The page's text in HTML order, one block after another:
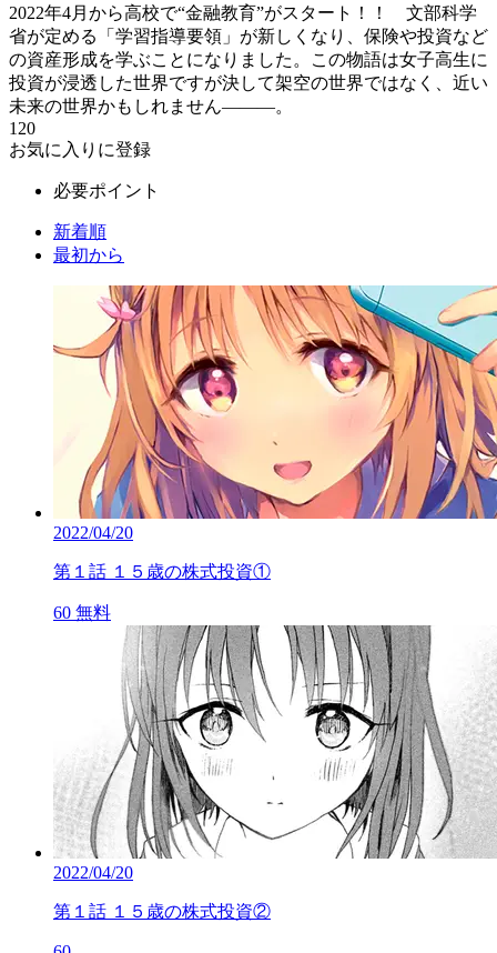
2022年4月から高校で“金融教育”がスタート！！ 文部科学
省が定める「学習指導要領」が新しくなり、保険や投資など
の資産形成を学ぶことになりました。この物語は女子高生に
投資が浸透した世界ですが決して架空の世界ではなく、近い
未来の世界かもしれません―――。
120
お気に入りに登録
必要ポイント
新着順
最初から
2022/04/20
第１話 １５歳の株式投資①
60 無料
2022/04/20
第１話 １５歳の株式投資②